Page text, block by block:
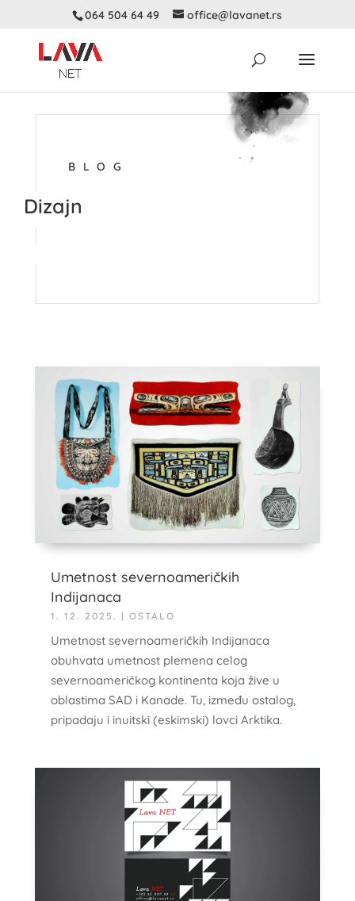
064 504 64 49 office@lavanet.rs
BLOG
Dizajn
Umetnost severnoameričkih
Indijanaca
1. 12. 2025. | OSTALO
Umetnost severnoameričkih Indijanaca
obuhvata umetnost plemena celog
severnoameričkog kontinenta koja žive u
oblastima SAD i Kanade. Tu, između ostalog,
pripadaju i inuitski (eskimski) lovci Arktika.